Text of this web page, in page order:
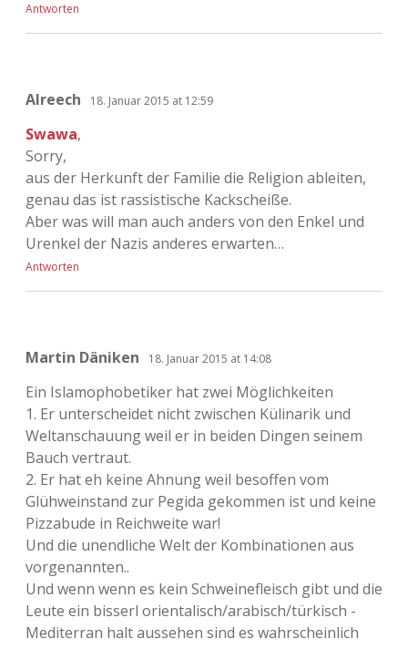
Antworten
Alreech 18. Januar 2015 at 12:59
Swawa,
Sorry,
aus der Herkunft der Familie die Religion ableiten,
genau das ist rassistische Kackscheiße.
Aber was will man auch anders von den Enkel und
Urenkel der Nazis anderes erwarten…
Antworten
Martin Däniken 18. Januar 2015 at 14:08
Ein Islamophobetiker hat zwei Möglichkeiten
1. Er unterscheidet nicht zwischen Külinarik und
Weltanschauung weil er in beiden Dingen seinem
Bauch vertraut.
2. Er hat eh keine Ahnung weil besoffen vom
Glühweinstand zur Pegida gekommen ist und keine
Pizzabude in Reichweite war!
Und die unendliche Welt der Kombinationen aus
vorgenannten..
Und wenn wenn es kein Schweinefleisch gibt und die
Leute ein bisserl orientalisch/arabisch/türkisch -
Mediterran halt aussehen sind es wahrscheinlich